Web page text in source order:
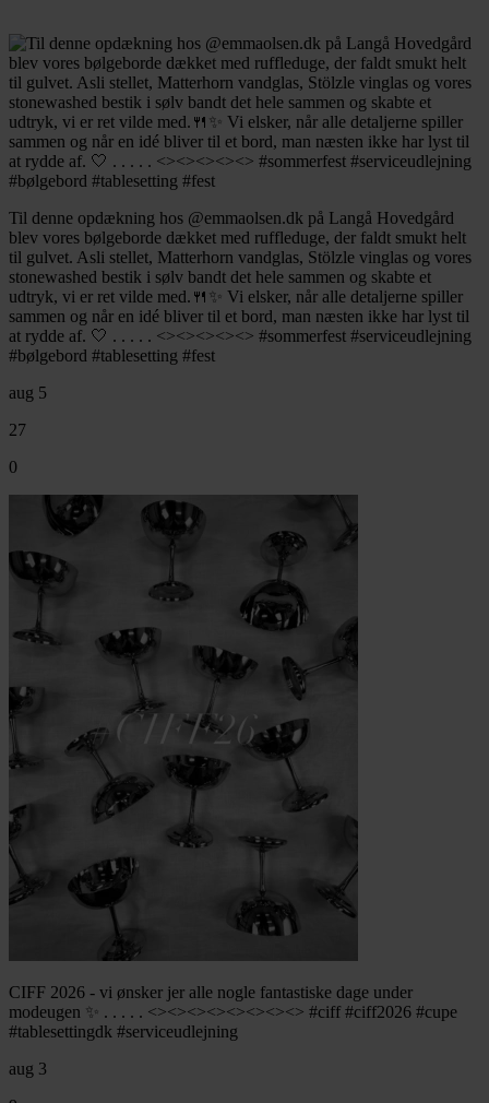
Til denne opdækning hos @emmaolsen.dk på Langå Hovedgård
blev vores bølgeborde dækket med ruffleduge, der faldt smukt helt
til gulvet. Asli stellet, Matterhorn vandglas, Stölzle vinglas og vores
stonewashed bestik i sølv bandt det hele sammen og skabte et
udtryk, vi er ret vilde med.🍴✨ Vi elsker, når alle detaljerne spiller
sammen og når en idé bliver til et bord, man næsten ikke har lyst til
at rydde af. 🤍 . . . . . <><><><><> #sommerfest #serviceudlejning
#bølgebord #tablesetting #fest
aug 5
27
0
CIFF 2026 - vi ønsker jer alle nogle fantastiske dage under
modeugen ✨ . . . . . <><><><><><><><> #ciff #ciff2026 #cupe
#tablesettingdk #serviceudlejning
aug 3